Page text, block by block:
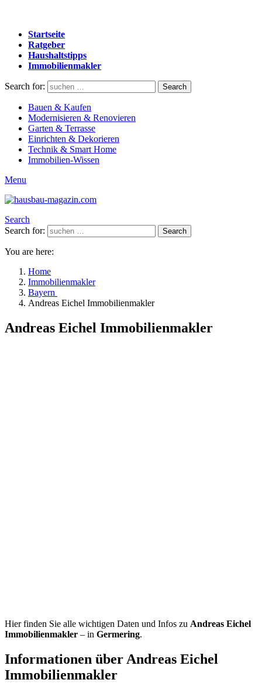
Startseite
Ratgeber
Haushaltstipps
Immobilienmakler
Search for: Search
Bauen & Kaufen
Modernisieren & Renovieren
Garten & Terrasse
Einrichten & Dekorieren
Technik & Smart Home
Immobilien-Wissen
Menu
Search
Search for:
Search
You are here:
Home
Immobilienmakler
Bayern
Andreas Eichel Immobilienmakler
Andreas Eichel Immobilienmakler
Hier finden Sie alle wichtigen Daten und Infos zu Andreas Eichel
Immobilienmakler – in Germering.
Informationen über Andreas Eichel
Immobilienmakler